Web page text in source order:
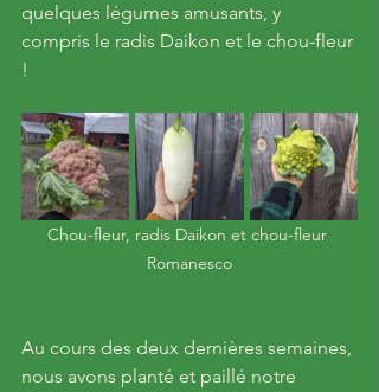
quelques légumes amusants, y
compris le radis Daikon et le chou-fleur
!
Chou-fleur, radis Daikon et chou-fleur
Romanesco
Au cours des deux dernières semaines,
nous avons planté et paillé notre